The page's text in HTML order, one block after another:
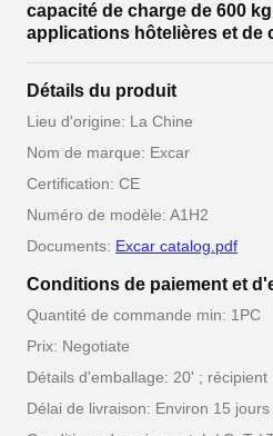
capacité de charge de 600
applications hôtelières et de
Détails du produit
Lieu d'origine: La Chine
Nom de marque: Excar
Certification: CE
Numéro de modèle: A1H2
Documents: Excar catalog.pdf
Conditions de paiement et
Quantité de commande min: 1PC
Prix: Negotiate
Détails d'emballage: 20' ; récipient
Délai de livraison: Environ 15